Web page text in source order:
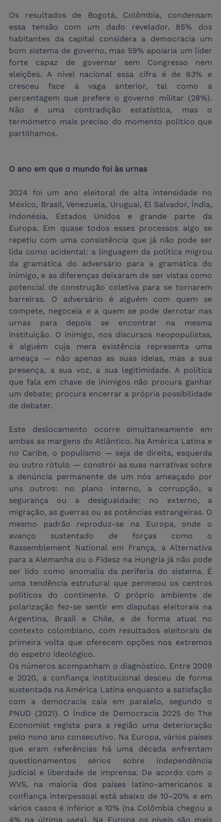
Os resultados de Bogotá, Colômbia, condensam
essa tensão com um dado revelador. 85% dos
habitantes da capital considera a democracia um
bom sistema de governo, mas 59% apoiaria um líder
forte capaz de governar sem Congresso nem
eleições. A nível nacional essa cifra é de 63% e
cresceu face à vaga anterior, tal como a
percentagem que prefere o governo militar (28%).
Não é uma contradição estatística, mas o
termómetro mais preciso do momento político que
partilhamos.
O ano em que o mundo foi às urnas
2024 foi um ano eleitoral de alta intensidade no
México, Brasil, Venezuela, Uruguai, El Salvador, Índia,
Indonésia, Estados Unidos e grande parte da
Europa. Em quase todos esses processos algo se
repetiu com uma consistência que já não pode ser
lida como acidental: a linguagem da política migrou
da gramática do adversário para a gramática do
inimigo, e as diferenças deixaram de ser vistas como
potencial de construção coletiva para se tornarem
barreiras. O adversário é alguém com quem se
compete, negoceia e a quem se pode derrotar nas
urnas para depois se encontrar na mesma
instituição. O inimigo, nos discursos neopopulistas,
é alguém cuja mera existência representa uma
ameaça — não apenas as suas ideias, mas a sua
presença, a sua voz, a sua legitimidade. A política
que fala em chave de inimigos não procura ganhar
um debate; procura encerrar a própria possibilidade
de debater.
Este deslocamento ocorre simultaneamente em
ambas as margens do Atlântico. Na América Latina e
no Caribe, o populismo — seja de direita, esquerda
ou outro rótulo — constrói as suas narrativas sobre
a denúncia permanente de um nós ameaçado por
uns outros: no plano interno, a corrupção, a
segurança ou a desigualdade; no externo, a
migração, as guerras ou as potências estrangeiras. O
mesmo padrão reproduz-se na Europa, onde o
avanço sustentado de forças como o
Rassemblement National em França, a Alternativa
para a Alemanha ou o Fidesz na Hungria já não pode
ser lido como anomalia da periferia do sistema. É
uma tendência estrutural que permeou os centros
políticos do continente. O próprio ambiente de
polarização fez-se sentir em disputas eleitorais na
Argentina, Brasil e Chile, e de forma atual no
contexto colombiano, com resultados eleitorais de
primeira volta que oferecem opções nos extremos
do espetro ideológico.
Os números acompanham o diagnóstico. Entre 2009
e 2020, a confiança institucional desceu de forma
sustentada na América Latina enquanto a satisfação
com a democracia caía em paralelo, segundo o
PNUD (2021). O Índice de Democracia 2025 do The
Economist regista para a região uma deterioração
pelo nono ano consecutivo. Na Europa, vários países
que eram referências há uma década enfrentam
questionamentos sérios sobre independência
judicial e liberdade de imprensa. De acordo com o
WVS, na maioria dos países latino-americanos a
confiança interpessoal está abaixo de 10–20% e em
vários casos é inferior a 10% (na Colômbia chegou a
4% na última vaga). Na Europa os níveis são mais